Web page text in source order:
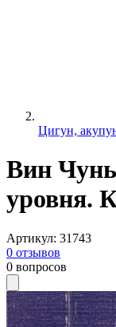
Цигун,
Вин
уровня.
Артикул: 31743
0 отзывов
0 вопросов